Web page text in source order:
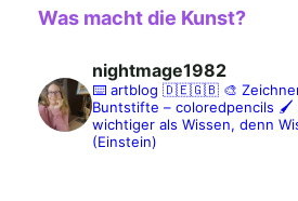
Was macht die Kunst?
nightmage1982
⌨️ artblog 🇩🇪🇬🇧🎨
Buntstifte – coloredpencils 🖌️
wichtiger als Wissen, denn
(Einstein)